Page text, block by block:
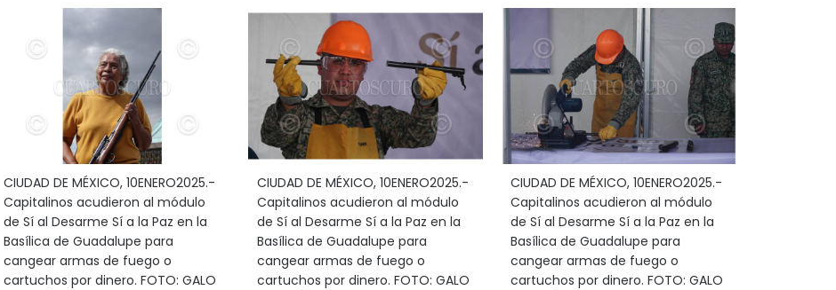
CIUDAD DE MÉXICO, 10ENERO2025.-
Capitalinos acudieron al módulo
de Sí al Desarme Sí a la Paz en la
Basílica de Guadalupe para
cangear armas de fuego o
cartuchos por dinero. FOTO: GALO
CIUDAD DE MÉXICO, 10ENERO2025.-
Capitalinos acudieron al módulo
de Sí al Desarme Sí a la Paz en la
Basílica de Guadalupe para
cangear armas de fuego o
cartuchos por dinero. FOTO: GALO
CIUDAD DE MÉXICO, 10ENERO2025.-
Capitalinos acudieron al módulo
de Sí al Desarme Sí a la Paz en la
Basílica de Guadalupe para
cangear armas de fuego o
cartuchos por dinero. FOTO: GALO